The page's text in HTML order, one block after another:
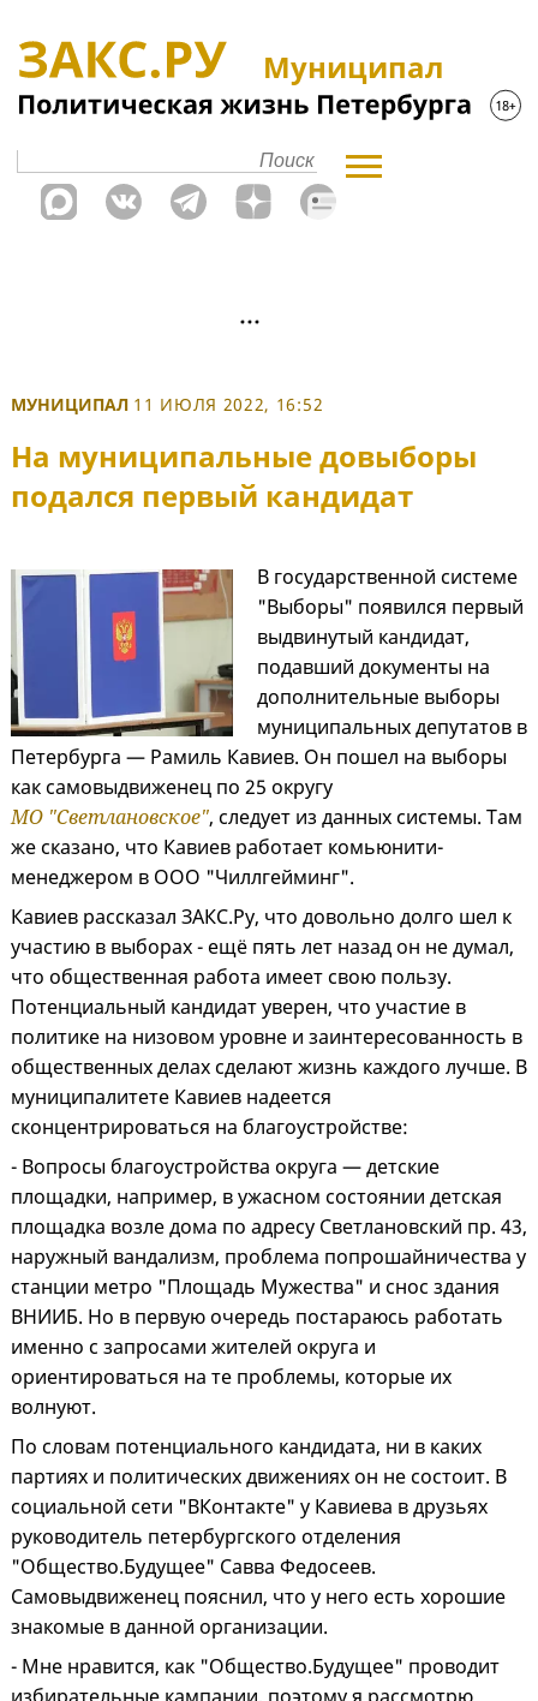
Муниципал
МУНИЦИПАЛ 11 ИЮЛЯ 2022, 16:52
На муниципальные довыборы
подался первый кандидат
В государственной системе
"Выборы" появился первый
выдвинутый кандидат,
подавший документы на
дополнительные выборы
муниципальных депутатов в
Петербурга — Рамиль Кавиев. Он пошел на выборы
как самовыдвиженец по 25 округу
МО "Светлановское", следует из данных системы. Там
же сказано, что Кавиев работает комьюнити-
менеджером в ООО "Чиллгейминг".
Кавиев рассказал ЗАКС.Ру, что довольно долго шел к
участию в выборах - ещё пять лет назад он не думал,
что общественная работа имеет свою пользу.
Потенциальный кандидат уверен, что участие в
политике на низовом уровне и заинтересованность в
общественных делах сделают жизнь каждого лучше. В
муниципалитете Кавиев надеется
сконцентрироваться на благоустройстве:
- Вопросы благоустройства округа — детские
площадки, например, в ужасном состоянии детская
площадка возле дома по адресу Светлановский пр. 43,
наружный вандализм, проблема попрошайничества у
станции метро "Площадь Мужества" и снос здания
ВНИИБ. Но в первую очередь постараюсь работать
именно с запросами жителей округа и
ориентироваться на те проблемы, которые их
волнуют.
По словам потенциального кандидата, ни в каких
партиях и политических движениях он не состоит. В
социальной сети "ВКонтакте" у Кавиева в друзьях
руководитель петербургского отделения
"Общество.Будущее" Савва Федосеев.
Самовыдвиженец пояснил, что у него есть хорошие
знакомые в данной организации.
- Мне нравится, как "Общество.Будущее" проводит